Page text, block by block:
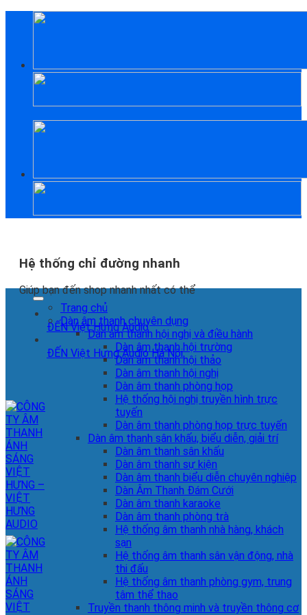
Hệ thống chỉ đường nhanh
Giúp bạn đến shop nhanh nhất có thể
ĐẾN Việt Hưng Audio
ĐẾN Việt Hưng Audio Hà Nội
Trang chủ
Dàn âm thanh chuyên dụng
Dàn âm thanh hội nghị và điều hành
Dàn âm thanh hội trường
Dàn âm thanh hội thảo
Dàn âm thanh hội nghị
Dàn âm thanh phòng họp
Hệ thống hội nghị truyền hình trực
tuyến
Dàn âm thanh phòng họp trực tuyến
Dàn âm thanh sân khấu, biểu diễn, giải trí
Dàn âm thanh sân khấu
Dàn âm thanh sự kiện
Dàn âm thanh biểu diễn chuyên nghiệp
Dàn Âm Thanh Đám Cưới
Dàn âm thanh karaoke
Dàn âm thanh phòng trà
Hệ thống âm thanh nhà hàng, khách
sạn
Hệ thống âm thanh sân vận động, nhà
thi đấu
Hệ thống âm thanh phòng gym, trung
tâm thể thao
Truyền thanh thông minh và truyền thông cơ